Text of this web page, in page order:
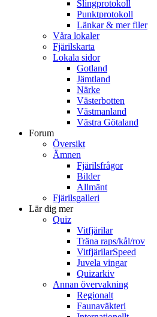
Slingprotokoll
Punktprotokoll
Länkar & mer filer
Våra lokaler
Fjärilskarta
Lokala sidor
Gotland
Jämtland
Närke
Västerbotten
Västmanland
Västra Götaland
Forum
Översikt
Ämnen
Fjärilsfrågor
Bilder
Allmänt
Fjärilsgalleri
Lär dig mer
Quiz
Vitfjärilar
Träna raps/kål/rov
VitfjärilarSpeed
Juvela vingar
Quizarkiv
Annan övervakning
Regionalt
Faunaväkteri